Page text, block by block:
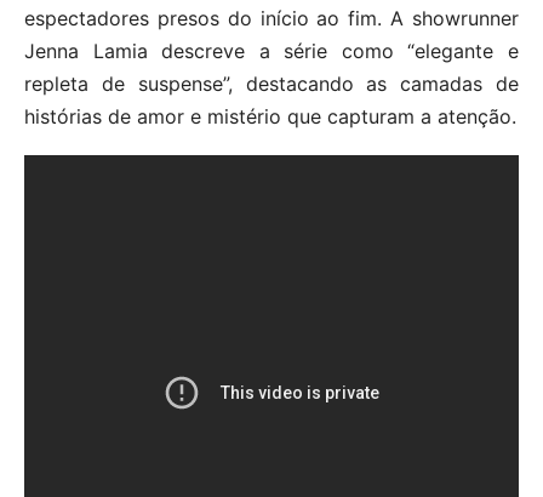
espectadores presos do início ao fim. A showrunner
Jenna Lamia descreve a série como “elegante e
repleta de suspense”, destacando as camadas de
histórias de amor e mistério que capturam a atenção.